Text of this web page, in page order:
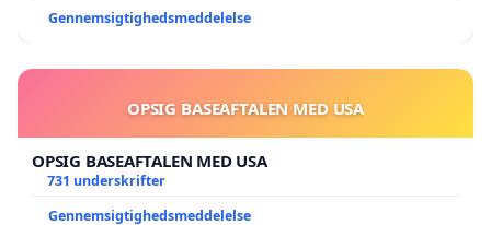
Gennemsigtighedsmeddelelse
OPSIG BASEAFTALEN MED USA
OPSIG BASEAFTALEN MED USA
731 underskrifter
Gennemsigtighedsmeddelelse